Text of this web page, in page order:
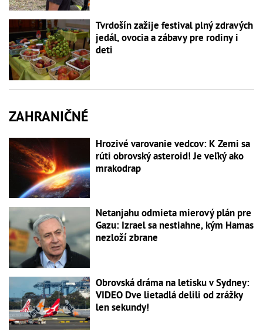
Tvrdošín zažije festival plný zdravých
jedál, ovocia a zábavy pre rodiny i
deti
ZAHRANIČNÉ
Hrozivé varovanie vedcov: K Zemi sa
rúti obrovský asteroid! Je veľký ako
mrakodrap
Netanjahu odmieta mierový plán pre
Gazu: Izrael sa nestiahne, kým Hamas
nezloží zbrane
Obrovská dráma na letisku v Sydney:
VIDEO Dve lietadlá delili od zrážky
len sekundy!